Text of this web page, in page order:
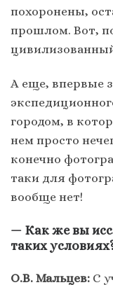
похоронены,
прошлом. Вот,
А еще, впервые
городом, в
нем просто
конечно
таки для
вообще нет!
— Как же вы
таких
О.В. Мальцев: С